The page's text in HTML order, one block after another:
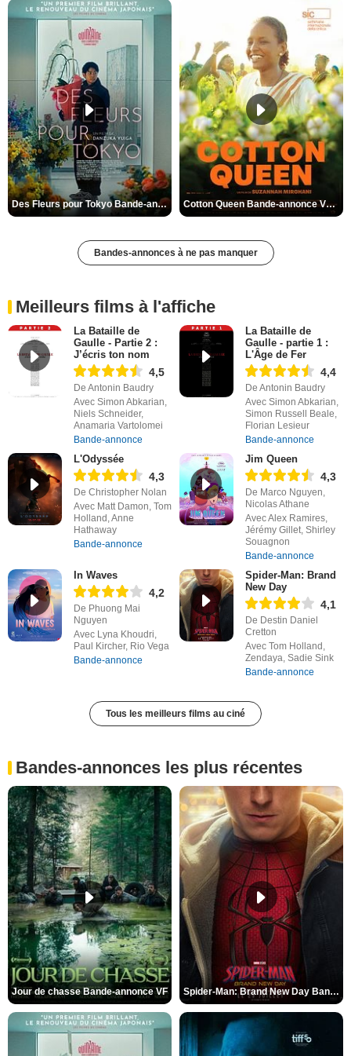
Des Fleurs pour Tokyo Bande-annonce VO STFR Cotton Queen Bande-annonce VO STFR
Bandes-annonces à ne pas manquer
Meilleurs films à l'affiche
La Bataille de
Gaulle - Partie 2 :
J’écris ton nom
4,5
De Antonin Baudry
Avec Simon Abkarian,
Niels Schneider,
Anamaria Vartolomei
Bande-annonce
La Bataille de
Gaulle - partie 1 :
L'Âge de Fer
4,4
De Antonin Baudry
Avec Simon Abkarian,
Simon Russell Beale,
Florian Lesieur
Bande-annonce
L'Odyssée
4,3
De Christopher Nolan
Avec Matt Damon, Tom
Holland, Anne
Hathaway
Bande-annonce
Jim Queen
4,3
De Marco Nguyen,
Nicolas Athane
Avec Alex Ramires,
Jérémy Gillet, Shirley
Souagnon
Bande-annonce
In Waves
4,2
De Phuong Mai
Nguyen
Avec Lyna Khoudri,
Paul Kircher, Rio Vega
Bande-annonce
Spider-Man: Brand
New Day
4,1
De Destin Daniel
Cretton
Avec Tom Holland,
Zendaya, Sadie Sink
Bande-annonce
Tous les meilleurs films au ciné
Bandes-annonces les plus récentes
Jour de chasse Bande-annonce VF Spider-Man: Brand New Day Bande-annonce (3) VO STFR